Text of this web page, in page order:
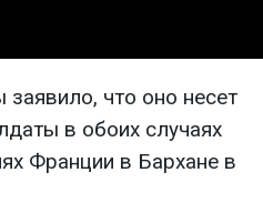
что оно несет
в обоих случаях
Франции в Бархане в